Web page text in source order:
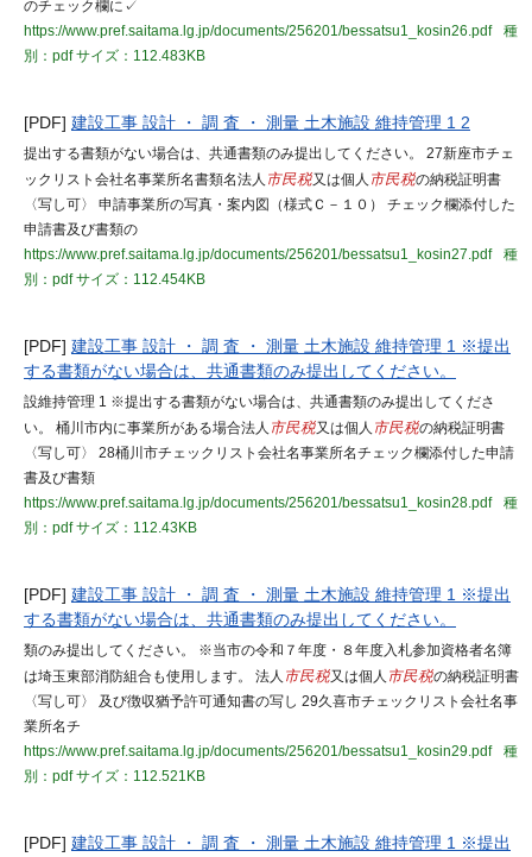
のチェック欄に✓
https://www.pref.saitama.lg.jp/documents/256201/bessatsu1_kosin26.pdf
種
別：pdfサイズ：112.483KB
[PDF] 建設工事 設計 ・ 調 査 ・ 測量 土木施設 維持管理 1 2
提出する書類がない場合は、共通書類のみ提出してください。 27新座市チェ
ックリスト会社名事業所名書類名法人 市民税又は個人 市民税の納税証明書
〈写し可〉 申請事業所の写真・案内図（様式Ｃ－１０） チェック欄添付した
申請書及び書類の
https://www.pref.saitama.lg.jp/documents/256201/bessatsu1_kosin27.pdf
種
別：pdfサイズ：112.454KB
[PDF] 建設工事 設計 ・ 調 査 ・ 測量 土木施設 維持管理 1 ※提出
する書類がない場合は、共通書類のみ提出してください。
設維持管理 1 ※提出する書類がない場合は、共通書類のみ提出してくださ
い。 桶川市内に事業所がある場合法人 市民税又は個人 市民税の納税証明書
〈写し可〉 28桶川市チェックリスト会社名事業所名チェック欄添付した申請
書及び書類
https://www.pref.saitama.lg.jp/documents/256201/bessatsu1_kosin28.pdf
種
別：pdfサイズ：112.43KB
[PDF] 建設工事 設計 ・ 調 査 ・ 測量 土木施設 維持管理 1 ※提出
する書類がない場合は、共通書類のみ提出してください。
類のみ提出してください。 ※当市の令和７年度・８年度入札参加資格者名簿
は埼玉東部消防組合も使用します。 法人 市民税又は個人 市民税の納税証明書
〈写し可〉 及び徴収猶予許可通知書の写し 29久喜市チェックリスト会社名事
業所名チ
https://www.pref.saitama.lg.jp/documents/256201/bessatsu1_kosin29.pdf
種
別：pdfサイズ：112.521KB
[PDF] 建設工事 設計 ・ 調 査 ・ 測量 土木施設 維持管理 1 ※提出